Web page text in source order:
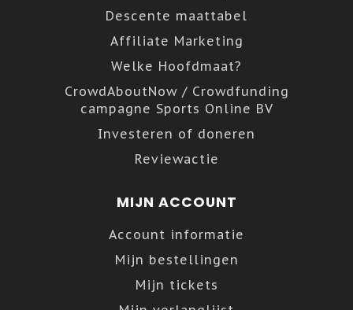
Descente maattabel
Affiliate Marketing
Welke Hoofdmaat?
CrowdAboutNow / Crowdfunding
campagne Sports Online BV
Investeren of doneren
Reviewactie
MIJN ACCOUNT
Account informatie
Mijn bestellingen
Mijn tickets